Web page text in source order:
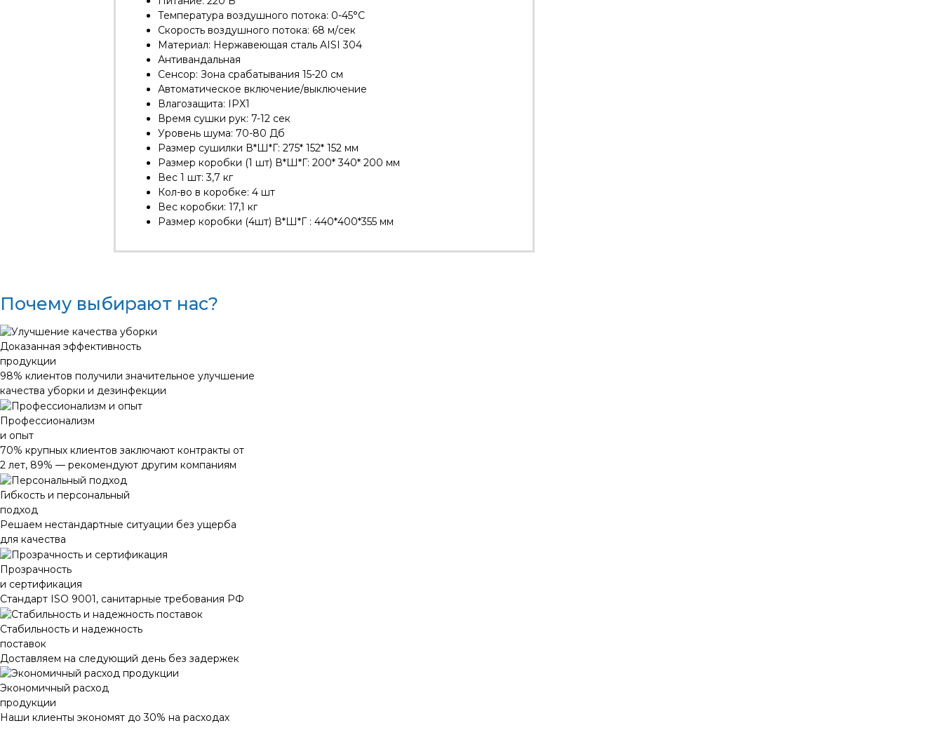
Температура воздушного потока: 0-45°С
Скорость воздушного потока: 68 м/сек
Материал: Нержавеющая сталь AISI 304
Антивандальная
Сенсор: Зона срабатывания 15-20 см
Автоматическое включение/выключение
Влагозащита: IPX1
Время сушки рук: 7-12 сек
Уровень шума: 70-80 Дб
Размер сушилки В*Ш*Г: 275* 152* 152 мм
Размер коробки (1 шт) В*Ш*Г: 200* 340* 200 мм
Вес 1 шт: 3,7 кг
Кол-во в коробке: 4 шт
Вес коробки: 17,1 кг
Размер коробки (4шт) В*Ш*Г : 440*400*355 мм
Почему выбирают нас?
Доказанная эффективность
продукции
98% клиентов получили значительное улучшение
качества уборки и дезинфекции
Профессионализм
и опыт
70% крупных клиентов заключают контракты от
2 лет, 89% — рекомендуют другим компаниям
Гибкость и персональный
подход
Решаем нестандартные ситуации без ущерба
для качества
Прозрачность
и сертификация
Стандарт ISO 9001, санитарные требования РФ
Стабильность и надежность
поставок
Доставляем на следующий день без задержек
Экономичный расход
продукции
Наши клиенты экономят до 30% на расходах